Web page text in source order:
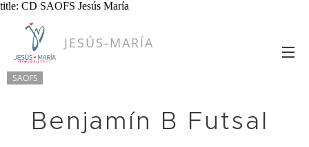
title: CD SAOFS Jesús María
JESÚS-MARÍA
SAOFS
Benjamín B Futsal